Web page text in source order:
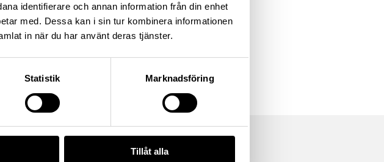
identifierare och annan information från din enhet
med. Dessa kan i sin tur kombinera informationen
in när du har använt deras tjänster.
Statistik Marknadsföring
Tillåt alla